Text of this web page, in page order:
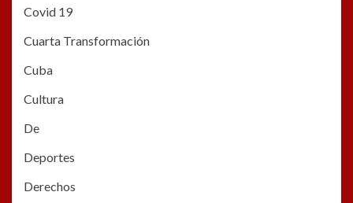
Covid 19
Cuarta Transformación
Cuba
Cultura
De
Deportes
Derechos